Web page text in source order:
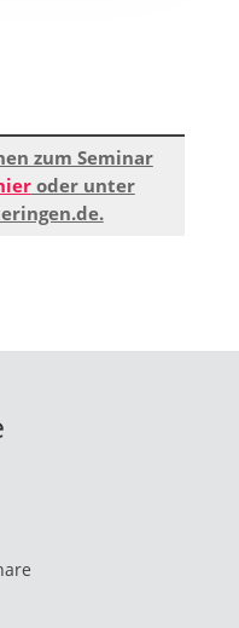
zum Seminar
oder unter